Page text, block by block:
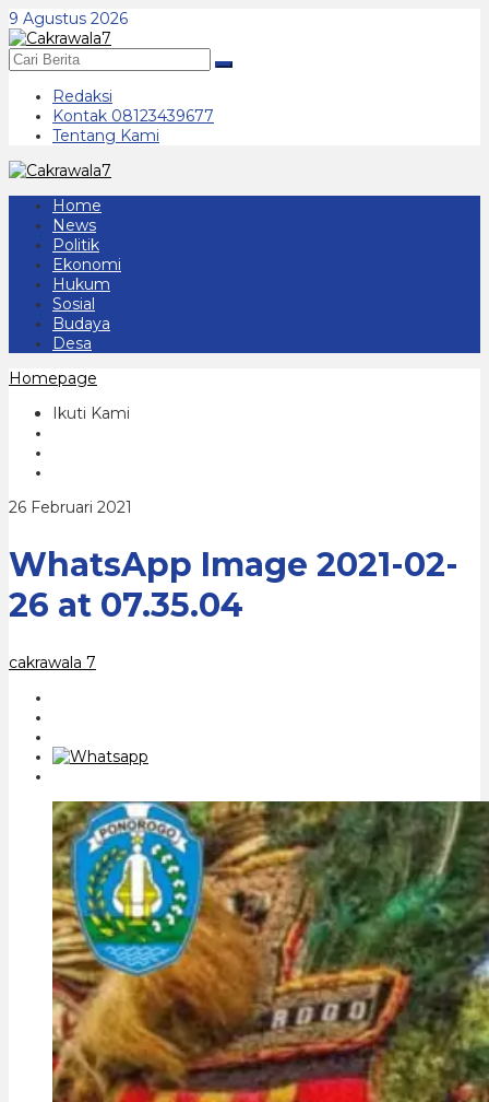
Lewati
ke
konten
9 Agustus 2026
Redaksi
Kontak 08123439677
Tentang Kami
Home
News
Politik
Ekonomi
Hukum
Sosial
Budaya
Desa
Homepage
Ikuti Kami
26 Februari 2021
WhatsApp Image 2021-02-
26 at 07.35.04
cakrawala 7